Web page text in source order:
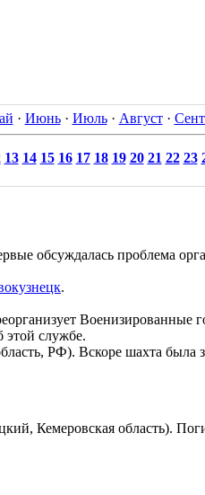
· Июнь· Июль· Август·
13 14 15 16 17 18 19 20 21 22 23
обсуждалась проблема
.
Военизированные
этой службе.
РФ). Вскоре шахта была
Кемеровская область).